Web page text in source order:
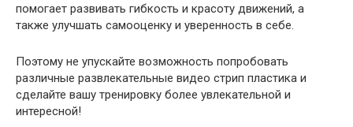
помогает развивать гибкость и красоту движений, а
также улучшать самооценку и уверенность в себе.
Поэтому не упускайте возможность попробовать
различные развлекательные видео стрип пластика и
сделайте вашу тренировку более увлекательной и
интересной!